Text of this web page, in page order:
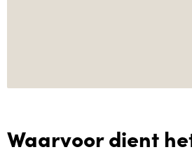
Waarvoor dient